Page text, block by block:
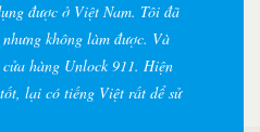
được ở Việt Nam. Tôi đã
không làm được. Và
hàng Unlock 911. Hiện
lại có tiếng Việt rất dể sử